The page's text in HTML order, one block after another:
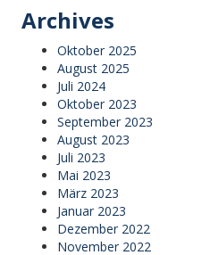
Archives
Oktober 2025
August 2025
Juli 2024
Oktober 2023
September 2023
August 2023
Juli 2023
Mai 2023
März 2023
Januar 2023
Dezember 2022
November 2022